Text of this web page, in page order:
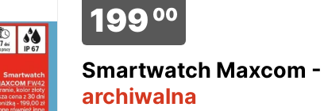
199 00
Smartwatch Maxcom -
archiwalna